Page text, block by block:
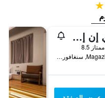
هوليداي إن إكسبرس سينجابور كلارك كواي باي آيتش جي
ممتاز 8.5
2 Magazine Road, سنغافورة, سنغافورة